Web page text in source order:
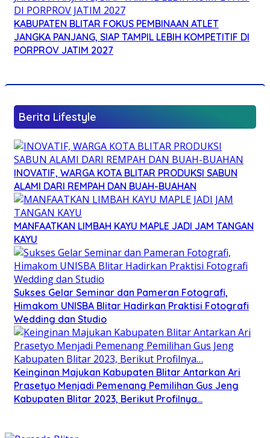
KABUPATEN BLITAR FOKUS PEMBINAAN ATLET
JANGKA PANJANG, SIAP TAMPIL LEBIH KOMPETITIF DI
PORPROV JATIM 2027
Berita Lifestyle
INOVATIF, WARGA KOTA BLITAR PRODUKSI SABUN
ALAMI DARI REMPAH DAN BUAH-BUAHAN
MANFAATKAN LIMBAH KAYU MAPLE JADI JAM TANGAN
KAYU
Sukses Gelar Seminar dan Pameran Fotografi,
Himakom UNISBA Blitar Hadirkan Praktisi Fotografi
Wedding dan Studio
Keinginan Majukan Kabupaten Blitar Antarkan Ari
Prasetyo Menjadi Pemenang Pemilihan Gus Jeng
Kabupaten Blitar 2023, Berikut Profilnya…